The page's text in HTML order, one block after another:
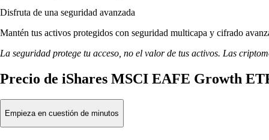
Disfruta de una seguridad avanzada
Mantén tus activos protegidos con seguridad multicapa y cifrado
La seguridad protege tu acceso, no el valor de tus activos. Las
Precio de iShares MSCI EAFE Growth
Empieza en cuestión de minutos